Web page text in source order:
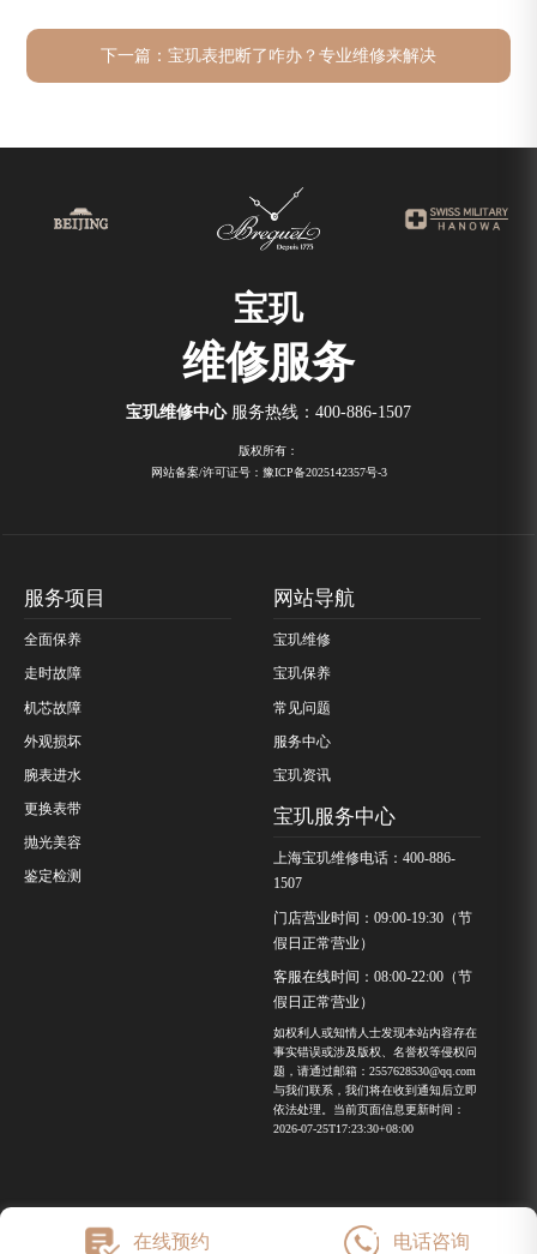
下一篇： 宝玑表把断了咋办？专业维修来解决
宝玑
维修服务
宝玑维修中心 服务热线： 400-886-1507
版权所有：
网站备案/许可证号：豫ICP备2025142357号-3
服务项目
全面保养
走时故障
机芯故障
外观损坏
腕表进水
更换表带
抛光美容
鉴定检测
网站导航
宝玑维修
宝玑保养
常见问题
服务中心
宝玑资讯
宝玑服务中心
上海宝玑维修电话：400-886-
1507
门店营业时间：09:00-19:30（节
假日正常营业）
客服在线时间：08:00-22:00（节
假日正常营业）
如权利人或知情人士发现本站内容存在
事实错误或涉及版权、名誉权等侵权问
题，请通过邮箱：2557628530@qq.com
与我们联系，我们将在收到通知后立即
依法处理。当前页面信息更新时间：
2026-07-25T17:23:30+08:00
在线预约 电话咨询